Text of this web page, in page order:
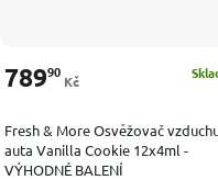
Fresh & More Osvěžovač
auta Vanilla Cookie 12x4ml -
VÝHODNÉ BALENÍ
78990
Kč